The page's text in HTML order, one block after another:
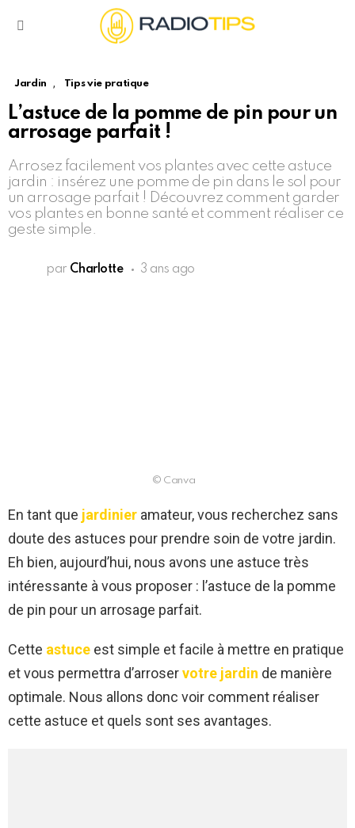
Jardin , Tips vie pratique
L’astuce de la pomme de pin pour un
arrosage parfait !
Arrosez facilement vos plantes avec cette astuce
jardin : insérez une pomme de pin dans le sol pour
un arrosage parfait ! Découvrez comment garder
vos plantes en bonne santé et comment réaliser ce
geste simple.
par Charlotte 3 ans ago
© Canva
En tant que jardinier amateur, vous recherchez sans
doute des astuces pour prendre soin de votre jardin.
Eh bien, aujourd’hui, nous avons une astuce très
intéressante à vous proposer : l’astuce de la pomme
de pin pour un arrosage parfait.
Cette astuce est simple et facile à mettre en pratique
et vous permettra d’arroservotre jardin de manière
optimale. Nous allons donc voir comment réaliser
cette astuce et quels sont ses avantages.